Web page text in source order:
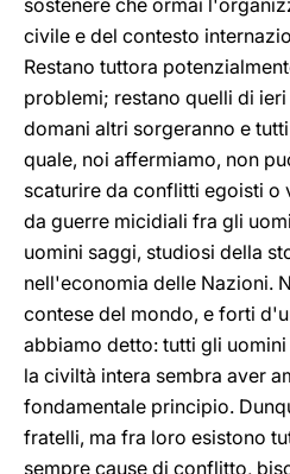
sostenere che ormai
civile e del contesto
Restano tuttora
problemi; restano quelli di
domani altri sorgeranno e
quale, noi affermiamo, non
scaturire da conflitti egoisti o
da guerre micidiali fra gli
uomini saggi, studiosi della
nell'economia delle Nazioni.
contese del mondo, e forti
abbiamo detto: tutti gli
la civiltà intera sembra aver
fondamentale principio.
fratelli, ma fra loro esistono
sempre cause di conflitto,